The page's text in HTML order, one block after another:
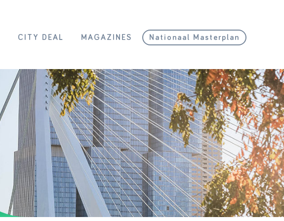
CITY DEAL MAGAZINES Nationaal Masterplan